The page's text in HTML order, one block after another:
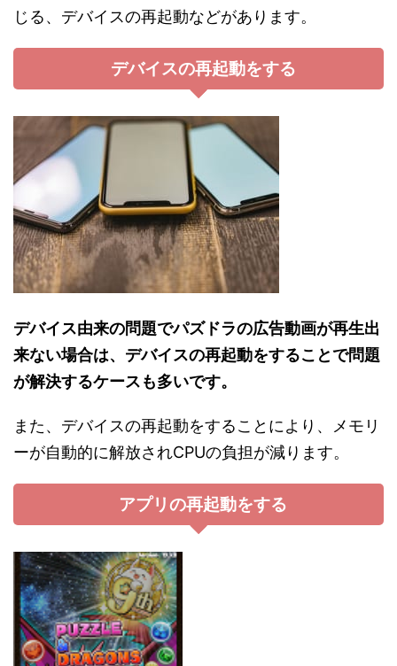
じる、デバイスの再起動などがあります。
デバイスの再起動をする
デバイス由来の問題でパズドラの広告動画が再生出
来ない場合は、デバイスの再起動をすることで問題
が解決するケースも多いです。
また、デバイスの再起動をすることにより、メモリ
ーが自動的に解放されCPUの負担が減ります。
アプリの再起動をする